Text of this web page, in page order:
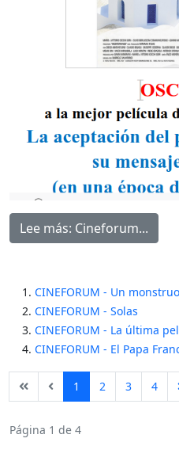
Lee más: Cineforum...
CINEFORUM - Un
CINEFORUM - Solas
CINEFORUM - La última
CINEFORUM - El Papa
1 2 3 4
Página 1 de 4